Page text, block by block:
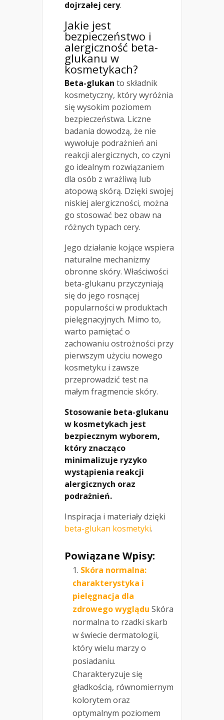
dojrzałej cery.
Jakie jest
bezpieczeństwo i
alergiczność beta-
glukanu w
kosmetykach?
Beta-glukan to składnik
kosmetyczny, który wyróżnia
się wysokim poziomem
bezpieczeństwa. Liczne
badania dowodzą, że nie
wywołuje podrażnień ani
reakcji alergicznych, co czyni
go idealnym rozwiązaniem
dla osób z wrażliwą lub
atopową skórą. Dzięki swojej
niskiej alergiczności, można
go stosować bez obaw na
różnych typach cery.
Jego działanie kojące wspiera
naturalne mechanizmy
obronne skóry. Właściwości
beta-glukanu przyczyniają
się do jego rosnącej
popularności w produktach
pielęgnacyjnych. Mimo to,
warto pamiętać o
zachowaniu ostrożności przy
pierwszym użyciu nowego
kosmetyku i zawsze
przeprowadzić test na
małym fragmencie skóry.
Stosowanie beta-glukanu
w kosmetykach jest
bezpiecznym wyborem,
który znacząco
minimalizuje ryzyko
wystąpienia reakcji
alergicznych oraz
podrażnień.
Inspiracja i materiały dzięki
beta-glukan kosmetyki.
Powiązane Wpisy:
Skóra normalna:
charakterystyka i
pielęgnacja dla
zdrowego wyglądu Skóra
normalna to rzadki skarb
w świecie dermatologii,
który wielu marzy o
posiadaniu.
Charakteryzuje się
gładkością, równomiernym
kolorytem oraz
optymalnym poziomem